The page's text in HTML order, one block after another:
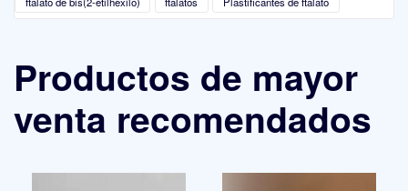
Productos de mayor
venta recomendados